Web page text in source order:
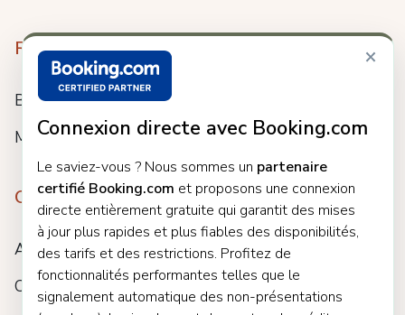
×
Connexion directe avec Booking.com
Le saviez-vous ? Nous sommes un partenaire
certifié Booking.com et proposons une connexion
directe entièrement gratuite qui garantit des mises
à jour plus rapides et plus fiables des disponibilités,
des tarifs et des restrictions. Profitez de
fonctionnalités performantes telles que le
signalement automatique des non-présentations
Resources
Blog
Meet us
Company
About
Careers